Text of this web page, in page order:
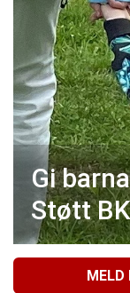
Gi
Støtt
MELD